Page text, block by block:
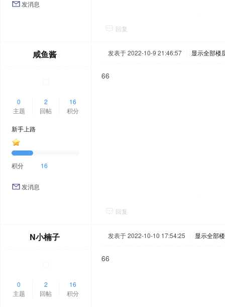
发消息
回复
咸鱼酱
0
主题
2
回帖
16
积分
新手上路
积分 16
发消息
发表于 2022-10-9 21:46:57 显示全部楼
66
回复
N小楠子
0
主题
2
回帖
16
积分
发表于 2022-10-10 17:54:25 显示全部
66